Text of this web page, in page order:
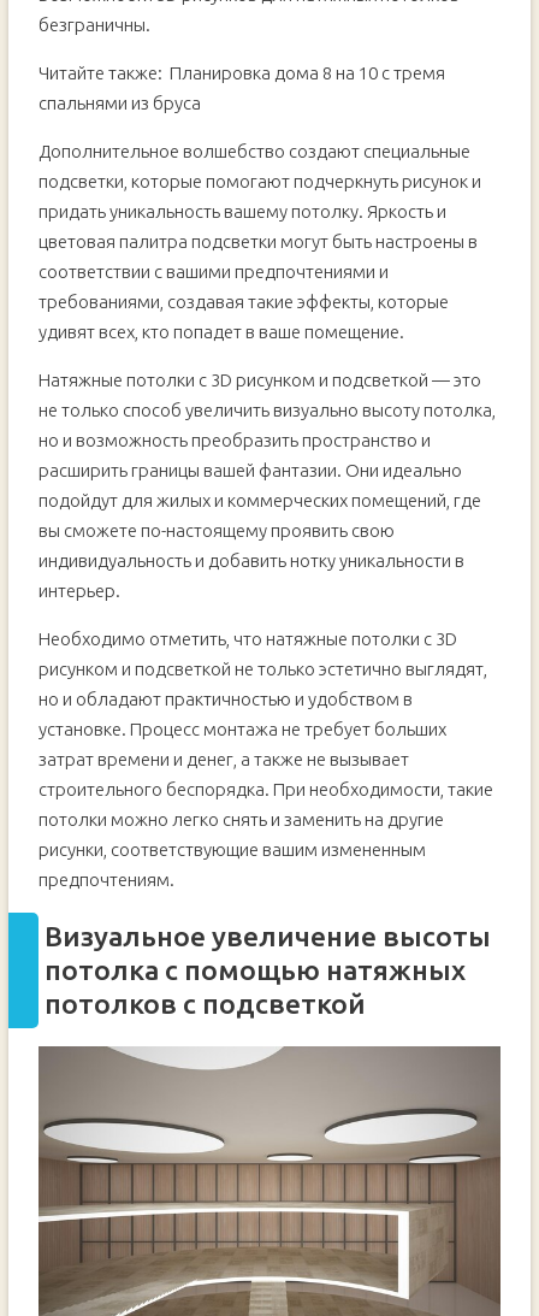
безграничны.
Читайте также: Планировка дома 8 на 10 с тремя
спальнями из бруса
Дополнительное волшебство создают специальные
подсветки, которые помогают подчеркнуть рисунок и
придать уникальность вашему потолку. Яркость и
цветовая палитра подсветки могут быть настроены в
соответствии с вашими предпочтениями и
требованиями, создавая такие эффекты, которые
удивят всех, кто попадет в ваше помещение.
Натяжные потолки с 3D рисунком и подсветкой — это
не только способ увеличить визуально высоту потолка,
но и возможность преобразить пространство и
расширить границы вашей фантазии. Они идеально
подойдут для жилых и коммерческих помещений, где
вы сможете по-настоящему проявить свою
индивидуальность и добавить нотку уникальности в
интерьер.
Необходимо отметить, что натяжные потолки с 3D
рисунком и подсветкой не только эстетично выглядят,
но и обладают практичностью и удобством в
установке. Процесс монтажа не требует больших
затрат времени и денег, а также не вызывает
строительного беспорядка. При необходимости, такие
потолки можно легко снять и заменить на другие
рисунки, соответствующие вашим измененным
предпочтениям.
Визуальное увеличение высоты
потолка с помощью натяжных
потолков с подсветкой